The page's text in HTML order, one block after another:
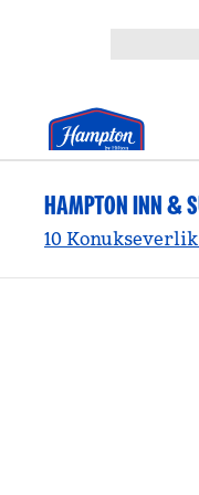
HAMPTON INN &
10 Konukseverlik